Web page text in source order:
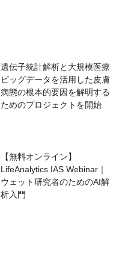
遺伝子統計解析と大規模医療
ビッグデータを活用した皮膚
病態の根本的要因を解明する
ためのプロジェクトを開始
【無料オンライン】
LifeAnalytics IAS Webinar｜
ウェット研究者のためのAI解
析入門